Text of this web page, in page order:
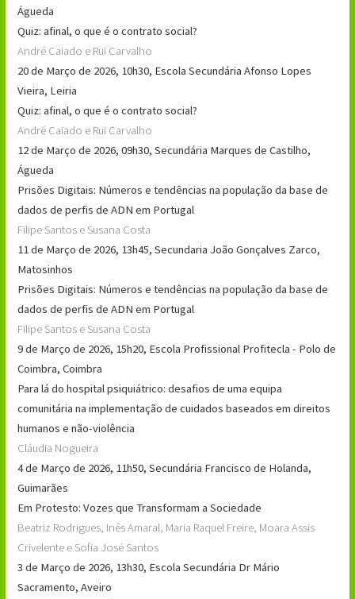
Águeda
Quiz: afinal, o que é o contrato social?
André Caiado e Rui Carvalho
20 de Março de 2026, 10h30, Escola Secundária Afonso Lopes
Vieira, Leiria
Quiz: afinal, o que é o contrato social?
André Caiado e Rui Carvalho
12 de Março de 2026, 09h30, Secundária Marques de Castilho,
Águeda
Prisões Digitais: Números e tendências na população da base de
dados de perfis de ADN em Portugal
Filipe Santos e Susana Costa
11 de Março de 2026, 13h45, Secundaria João Gonçalves Zarco,
Matosinhos
Prisões Digitais: Números e tendências na população da base de
dados de perfis de ADN em Portugal
Filipe Santos e Susana Costa
9 de Março de 2026, 15h20, Escola Profissional Profitecla - Polo de
Coimbra, Coimbra
Para lá do hospital psiquiátrico: desafios de uma equipa
comunitária na implementação de cuidados baseados em direitos
humanos e não-violência
Cláudia Nogueira
4 de Março de 2026, 11h50, Secundária Francisco de Holanda,
Guimarães
Em Protesto: Vozes que Transformam a Sociedade
Beatriz Rodrigues, Inês Amaral, Maria Raquel Freire, Moara Assis
Crivelente e Sofia José Santos
3 de Março de 2026, 13h30, Escola Secundária Dr Mário
Sacramento, Aveiro